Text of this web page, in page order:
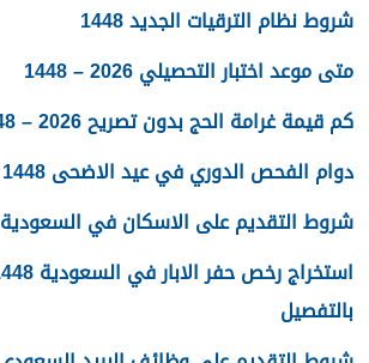
شروط نظام الترقيات الجديد 1448
متى موعد اختبار التحصيلي 2026 – 1448
كم قيمة غرامة الحج بدون تصريح 2026 – 1448
دوام الفحص الدوري في عيد الاضحى 1448
شروط التقديم على الاسكان في السعودية 1448
بالتفصيل